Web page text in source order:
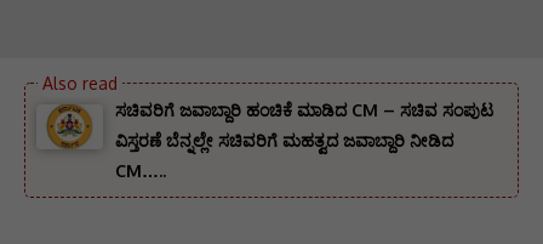
ಸಚಿವರಿಗೆ ಜವಾಬ್ದಾರಿ ಹಂಚಿಕೆ ಮಾಡಿದ CM – ಸಚಿವ ಸಂಪುಟ
ವಿಸ್ತರಣೆ ಬೆನ್ನಲ್ಲೇ ಸಚಿವರಿಗೆ ಮಹತ್ವದ ಜವಾಬ್ದಾರಿ ನೀಡಿದ
CM…..